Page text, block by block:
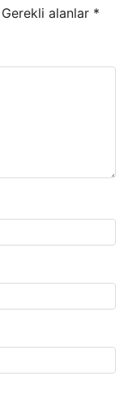
Gerekli alanlar *